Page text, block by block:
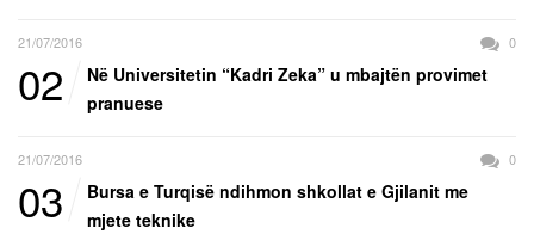
21/07/2016 0
02
Në Universitetin “Kadri Zeka” u mbajtën provimet
pranuese
21/07/2016 0
03
Bursa e Turqisë ndihmon shkollat e Gjilanit me
mjete teknike